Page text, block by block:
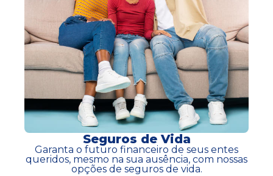
Seguros de Vida
Garanta o futuro financeiro de seus entes
queridos, mesmo na sua ausência, com nossas
opções de seguros de vida.